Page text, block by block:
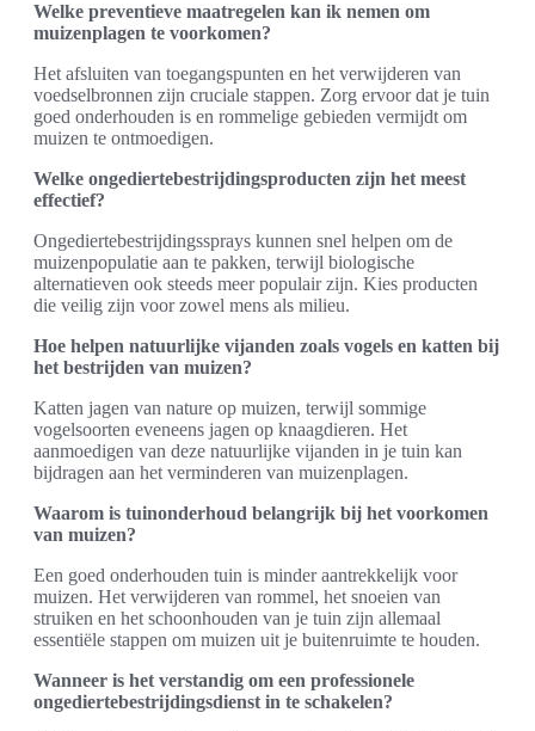
Welke preventieve maatregelen kan ik nemen om
muizenplagen te voorkomen?
Het afsluiten van toegangspunten en het verwijderen van
voedselbronnen zijn cruciale stappen. Zorg ervoor dat je tuin
goed onderhouden is en rommelige gebieden vermijdt om
muizen te ontmoedigen.
Welke ongediertebestrijdingsproducten zijn het meest
effectief?
Ongediertebestrijdingssprays kunnen snel helpen om de
muizenpopulatie aan te pakken, terwijl biologische
alternatieven ook steeds meer populair zijn. Kies producten
die veilig zijn voor zowel mens als milieu.
Hoe helpen natuurlijke vijanden zoals vogels en katten bij
het bestrijden van muizen?
Katten jagen van nature op muizen, terwijl sommige
vogelsoorten eveneens jagen op knaagdieren. Het
aanmoedigen van deze natuurlijke vijanden in je tuin kan
bijdragen aan het verminderen van muizenplagen.
Waarom is tuinonderhoud belangrijk bij het voorkomen
van muizen?
Een goed onderhouden tuin is minder aantrekkelijk voor
muizen. Het verwijderen van rommel, het snoeien van
struiken en het schoonhouden van je tuin zijn allemaal
essentiële stappen om muizen uit je buitenruimte te houden.
Wanneer is het verstandig om een professionele
ongediertebestrijdingsdienst in te schakelen?